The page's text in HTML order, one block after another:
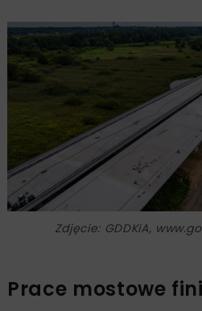
Zdjęcie: GDDKiA,
Prace mostowe